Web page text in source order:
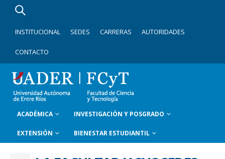
INSTITUCIONAL SEDES CARRERAS AUTORIDADES
CONTACTO
ACADÉMICA INVESTIGACIÓN Y POSGRADO
EXTENSIÓN BIENESTAR ESTUDIANTIL